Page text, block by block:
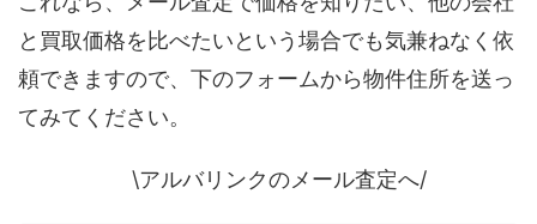
と買取価格を比べたいという場合でも気兼ねなく依
頼できますので、下のフォームから物件住所を送っ
てみてください。
\アルバリンクのメール査定へ/